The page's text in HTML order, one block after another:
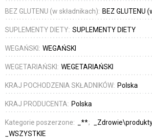
BEZ GLUTENU (w składnikach): BEZ GLUTENU
SUPLEMENTY DIETY: SUPLEMENTY DIETY
WEGAŃSKI: WEGAŃSKI
WEGETARIAŃSKI: WEGETARIAŃSKI
KRAJ POCHODZENIA SKŁADNIKÓW: Polska
KRAJ PRODUCENTA: Polska
Kategorie poszerzone: _**
_WSZYSTKIE